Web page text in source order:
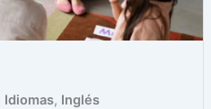
Idiomas, Inglés